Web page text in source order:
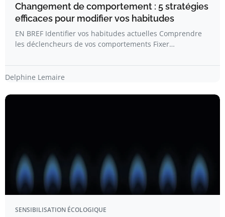
Changement de comportement : 5 stratégies
efficaces pour modifier vos habitudes
EN BREF Identifier vos habitudes actuelles Comprendre
les déclencheurs de vos comportements Fixer…
Delphine Lemaire
SENSIBILISATION ÉCOLOGIQUE